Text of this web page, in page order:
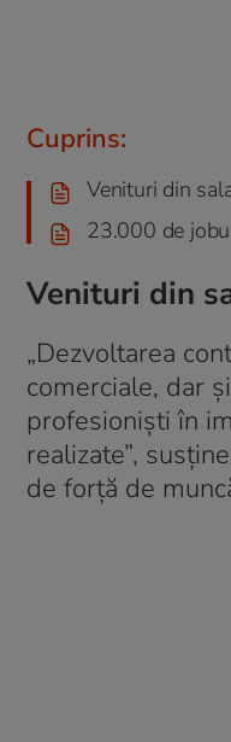
Cuprins:
Venituri din
23.000 de
Venituri din
„Dezvoltarea
comerciale, dar
profesioniști în
realizate”,
de forță de